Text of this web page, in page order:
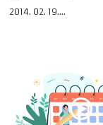
2014. 02. 19....